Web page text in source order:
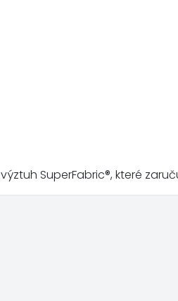
SuperFabric®, které